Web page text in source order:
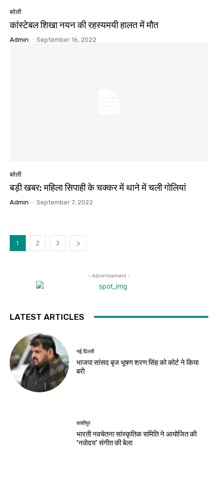
बरेली
कांस्टेबल शिखा नयन की रहस्यमयी हालत में मौत
Admin - September 16, 2022
बरेली
बड़ी खबर: महिला सिपाही के चक्कर में थाने में चली गोलियां
Admin - September 7, 2022
1 2 3
- Advertisement -
LATEST ARTICLES
नई दिल्ली
भाजपा सांसद बृज भूषण शरण सिंह को कोर्ट ने किया
बरी
काशीपुर
भारती नवचेतना सांस्कृतिक समिति ने आयोजित की
‘नवोदय’ संगीत की बेला